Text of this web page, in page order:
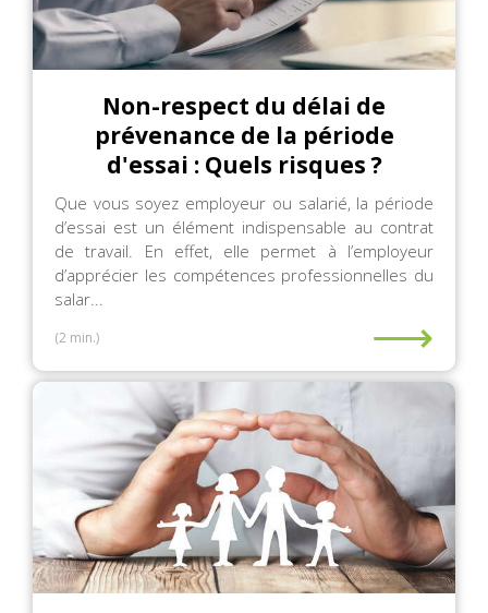
Non-respect du délai de
prévenance de la période
d'essai : Quels risques ?
Que vous soyez employeur ou salarié, la période
d’essai est un élément indispensable au contrat
de travail. En effet, elle permet à l’employeur
d’apprécier les compétences professionnelles du
salar...
(2 min.) ⟶